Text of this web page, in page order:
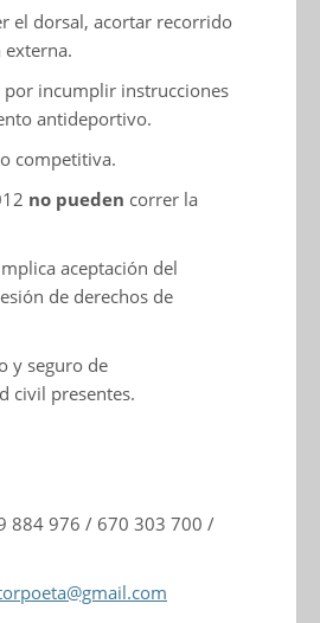
el dorsal, acortar recorrido
por incumplir instrucciones
antideportivo.
competitiva.
no pueden correr la
aceptación del
de derechos de
y seguro de
civil presentes.
884 976 / 670 303 700 /